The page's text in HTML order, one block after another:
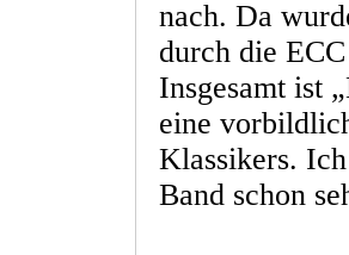
nach. Da
durch die
Insgesamt ist
eine
Klassikers.
Band schon